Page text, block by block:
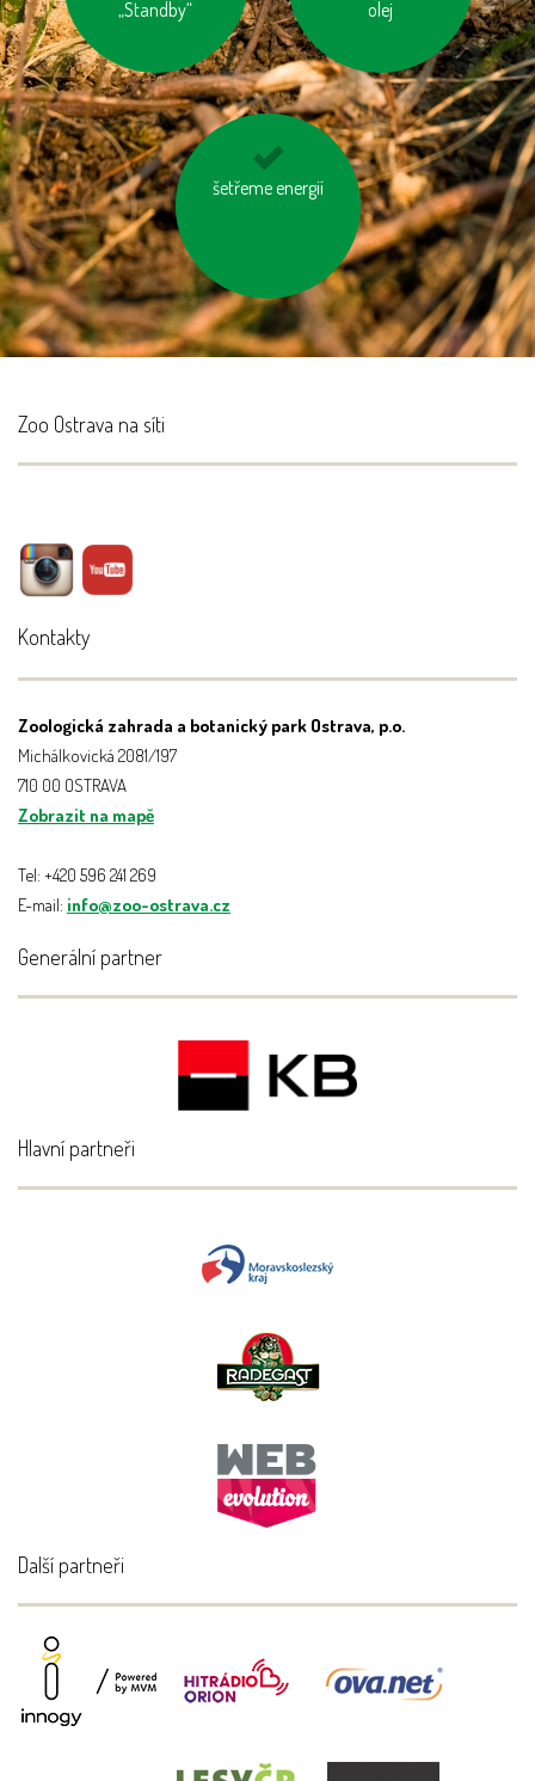
„Standby“
olej
šetřeme energií
vypínejme el.
Zoo Ostrava na síti
Kontakty
Zoologická zahrada a botanický park Ostrava, p.o.
Michálkovická 2081/197
710 00 OSTRAVA
Zobrazit na mapě
Tel: +420 596 241 269
E-mail: info@zoo-ostrava.cz
Generální partner
Hlavní partneři
Další partneři